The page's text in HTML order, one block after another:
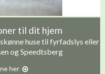
til dit hjem
huse til fyrfadslys eller
og Speedtsberg
her